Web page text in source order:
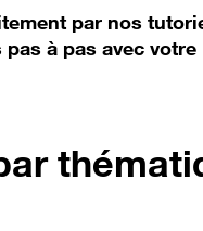
par nos
à pas avec votre